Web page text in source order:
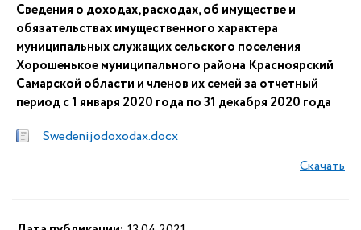
Сведения о доходах, расходах, об имуществе и
обязательствах имущественного характера
муниципальных служащих сельского поселения
Хорошенькое муниципального района Красноярский
Самарской области и членов их семей за отчетный
период с 1 января 2020 года по 31 декабря 2020 года
Swedenijodoxodax.docx
Скачать